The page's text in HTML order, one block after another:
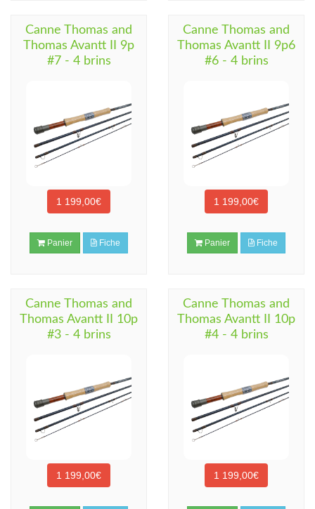
Canne Thomas and
Thomas Avantt II 9p
#7 - 4 brins
1 199,00€
Panier Fiche
Canne Thomas and
Thomas Avantt II 9p6
#6 - 4 brins
1 199,00€
Panier Fiche
Canne Thomas and
Thomas Avantt II 10p
#3 - 4 brins
1 199,00€
Canne Thomas and
Thomas Avantt II 10p
#4 - 4 brins
1 199,00€